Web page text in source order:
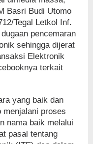
Basri Budi Utomo
Tegal Letkol Inf.
pencemaran
sehingga dijerat
Elektronik
terkait
yang baik dan
menjalani proses
nama baik melalui
pasal tentang